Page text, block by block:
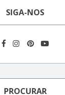
SIGA-NOS
PROCURAR